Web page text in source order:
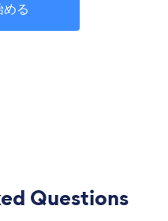
る
Questions